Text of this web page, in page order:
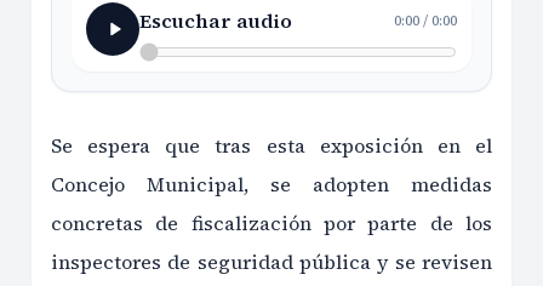
Escuchar audio 0:00/0:00
Se espera que tras esta exposición en el
Concejo Municipal, se adopten medidas
concretas de fiscalización por parte de los
inspectores de seguridad pública y se revisen